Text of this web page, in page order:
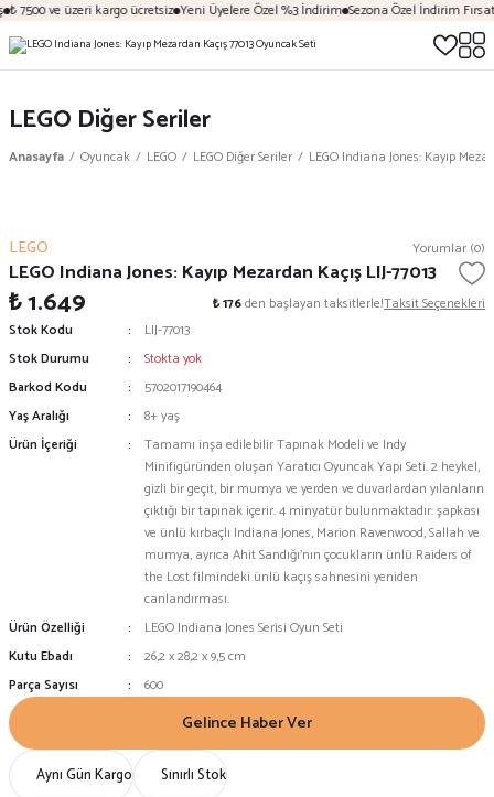
₺ 7500 ve üzeri kargo ücretsiz Yeni Üyelere Özel %3 İndirim Sezona Özel İndirim
LEGO Diğer Seriler
Anasayfa Oyuncak LEGO LEGO Diğer Seriler LEGO Indiana Jones: Kayıp
LEGO Yorumlar (0)
LEGO Indiana Jones: Kayıp Mezardan Kaçış LIJ-77013
₺ 1.649 ₺ 176den başlayan taksitlerle!Taksit Seçenekleri
Stok Kodu
LIJ-77013
Stok Durumu
Stokta yok
Barkod Kodu
5702017190464
Yaş Aralığı
8+ yaş
Ürün İçeriği
Tamamı inşa edilebilir Tapınak Modeli ve Indy
Minifigüründen oluşan Yaratıcı Oyuncak Yapı Seti. 2 heykel,
gizli bir geçit, bir mumya ve yerden ve duvarlardan yılanların
çıktığı bir tapınak içerir. 4 minyatür bulunmaktadır: şapkası
ve ünlü kırbaçlı Indiana Jones, Marion Ravenwood, Sallah ve
mumya, ayrıca Ahit Sandığı'nın çocukların ünlü Raiders of
the Lost filmindeki ünlü kaçış sahnesini yeniden
canlandırması.
Ürün Özelliği
LEGO Indiana Jones Serisi Oyun Seti
Kutu Ebadı
26,2 x 28,2 x 9,5 cm
Parça Sayısı
600
Gelince Haber Ver
Aynı Gün Kargo Sınırlı Stok